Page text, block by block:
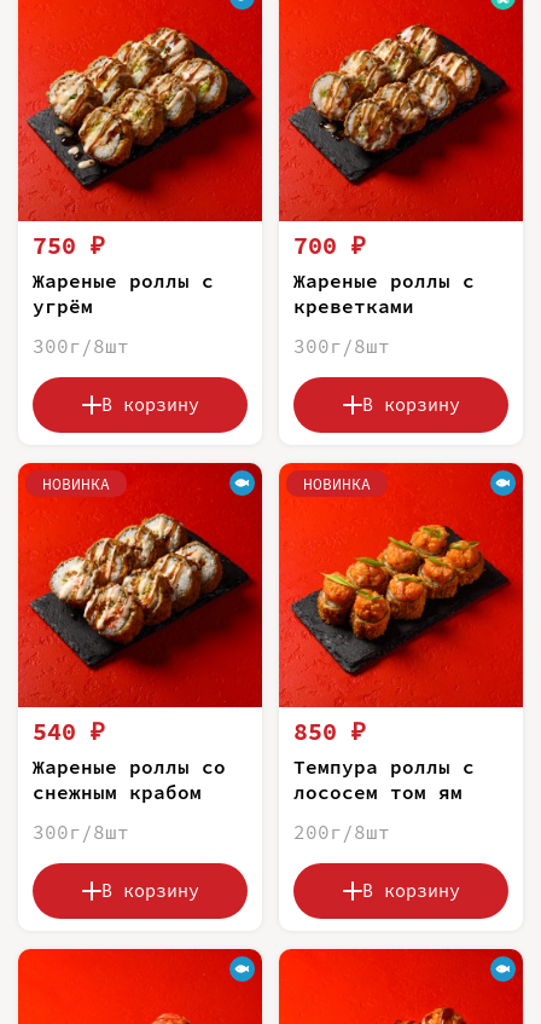
750 ₽
Жареные роллы с
угрём
300г/8шт
В корзину
700 ₽
Жареные роллы с
креветками
300г/8шт
В корзину
НОВИНКА
540 ₽
Жареные роллы со
снежным крабом
300г/8шт
В корзину
НОВИНКА
850 ₽
Темпура роллы с
лососем том ям
200г/8шт
В корзину